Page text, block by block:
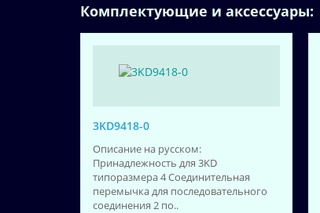
Комплектующие и аксессуары:
3KD9418-0
Описание на русском:
Принадлежность для 3KD
типоразмера 4 Соединительная
перемычка для последовательного
соединения 2 по..